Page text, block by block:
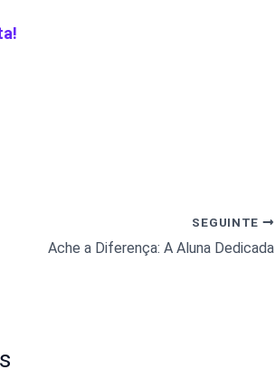
SEGUINTE
Ache a Diferença: A Aluna Dedicada